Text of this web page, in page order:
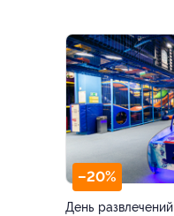
–20%
День